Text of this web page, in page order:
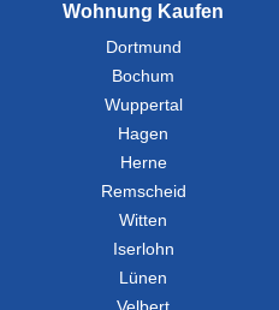
Wohnung Kaufen
Dortmund
Bochum
Wuppertal
Hagen
Herne
Remscheid
Witten
Iserlohn
Lünen